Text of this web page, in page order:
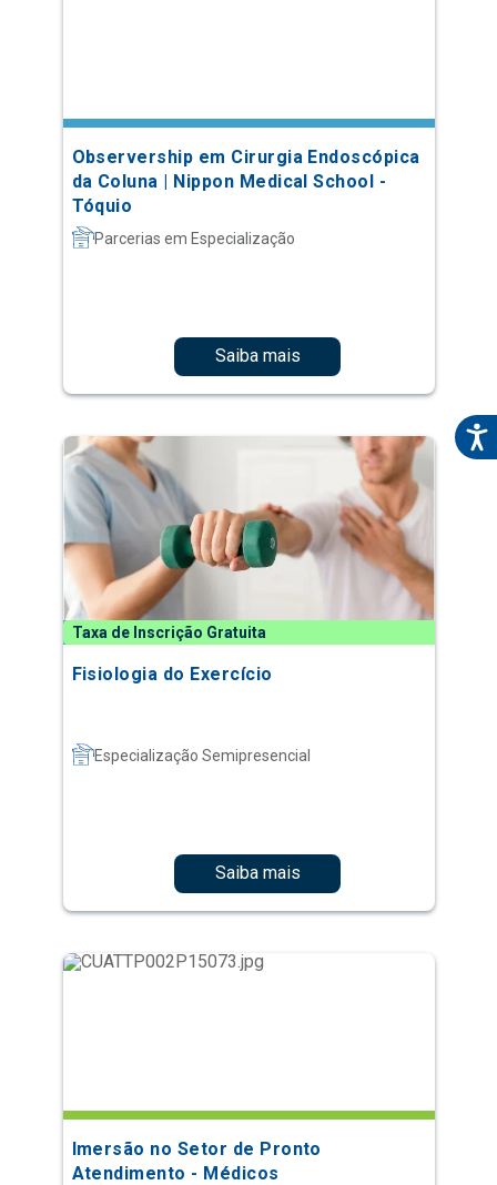
Observership em Cirurgia Endoscópica
da Coluna | Nippon Medical School -
Tóquio
Parcerias em Especialização
Saiba mais
Taxa de Inscrição Gratuita
Fisiologia do Exercício
Especialização Semipresencial
Saiba mais
Imersão no Setor de Pronto
Atendimento - Médicos